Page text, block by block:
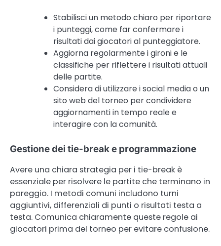
Stabilisci un metodo chiaro per riportare
i punteggi, come far confermare i
risultati dai giocatori al punteggiatore.
Aggiorna regolarmente i gironi e le
classifiche per riflettere i risultati attuali
delle partite.
Considera di utilizzare i social media o un
sito web del torneo per condividere
aggiornamenti in tempo reale e
interagire con la comunità.
Gestione dei tie-break e programmazione
Avere una chiara strategia per i tie-break è
essenziale per risolvere le partite che terminano in
pareggio. I metodi comuni includono turni
aggiuntivi, differenziali di punti o risultati testa a
testa. Comunica chiaramente queste regole ai
giocatori prima del torneo per evitare confusione.